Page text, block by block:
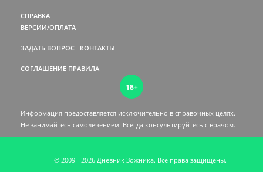
СПРАВКА
ВЕРСИИ/ОПЛАТА
ЗАДАТЬ ВОПРОС КОНТАКТЫ
СОГЛАШЕНИЕ ПРАВИЛА
18+
Информация предоставляется исключительно в справочных целях.
Не занимайтесь самолечением. Всегда консультируйтесь c врачом.
© 2009 - 2026 Дневник Зожника. Все права защищены.